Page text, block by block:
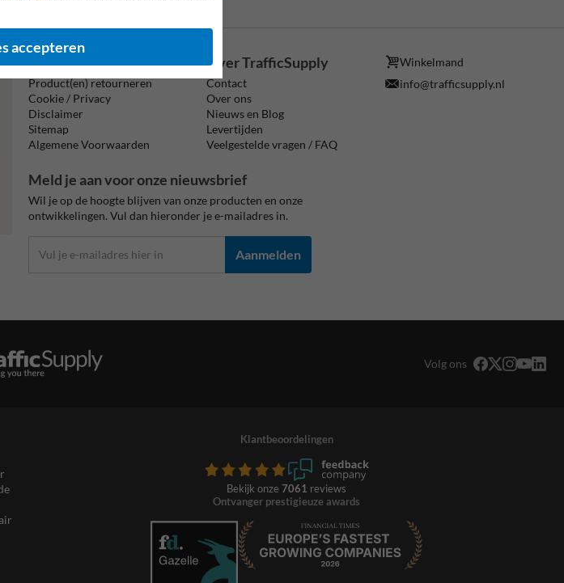
Informatie
Product(en) retourneren
Cookie / Privacy
Disclaimer
Sitemap
Algemene Voorwaarden
Over TrafficSupply
Contact
Over ons
Nieuws en Blog
Levertijden
Veelgestelde vragen / FAQ
Winkelmand
info@trafficsupply.nl
Meld je aan voor onze nieuwsbrief
Wil je op de hoogte blijven van onze producten en onze
ontwikkelingen. Vul dan hieronder je e-mailadres in.
Aanmelden
Volg ons
Klantbeoordelingen
Bekijk onze 7061 reviews
Ontvanger prestigieuze awards
accepteren